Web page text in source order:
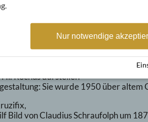
Rochus
Maiandachten abgehalten
der Kapelle mit Türmchen und
Rochus darstellen
Sie wurde 1950 über altem
Bild von Claudius Schraufolph um
Nur notwendige